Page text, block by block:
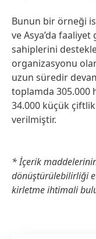
Bunun bir örneği
ve Asya’da
sahiplerini
organizasyonu
uzun süredir
toplamda 305.000
34.000 küçük
verilmiştir.
* İçerik
dönüştürülebilirliği
kirletme ihtimali